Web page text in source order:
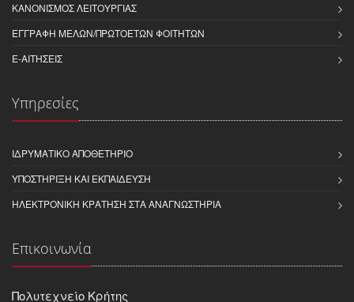
ΚΑΝΟΝΙΣΜΌΣ ΛΕΙΤΟΥΡΓΊΑΣ
ΕΓΓΡΑΦΉ ΜΕΛΏΝ/ΠΡΩΤΟΕΤΏΝ ΦΟΙΤΗΤΏΝ
E-ΑΙΤΉΣΕΙΣ
Υπηρεσίες
ΙΔΡΥΜΑΤΙΚΌ ΑΠΟΘΕΤΉΡΙΟ
ΥΠΟΣΤΉΡΙΞΗ ΚΑΙ ΕΚΠΑΊΔΕΥΣΗ
ΗΛΕΚΤΡΟΝΙΚΉ ΚΡΆΤΗΣΗ ΣΤΑ ΑΝΑΓΝΩΣΤΉΡΙΑ
Επικοινωνία
Πολυτεχνείο Κρήτης